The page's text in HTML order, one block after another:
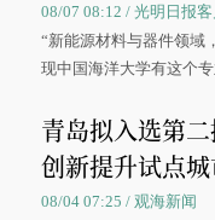
08/07 08:12 / 光明日报
“新能源材料与器件领域
现中国海洋大学有这个
大学材料科学与工程学
青岛拟入选第
创新提升试点
08/04 07:25 / 观海新闻